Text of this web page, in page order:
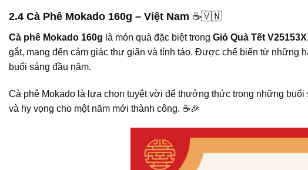
2.4 Cà Phê Mokado 160g – Việt Nam ☕🇻🇳
Cà phê Mokado 160g là món quà đặc biệt trong Giỏ Quà Tết V25153X
gắt, mang đến cảm giác thư giãn và tỉnh táo. Được chế biến từ những
buổi sáng đầu năm.
Cà phê Mokado là lựa chọn tuyệt vời để thưởng thức trong những
và hy vọng cho một năm mới thành công. ☕🎉